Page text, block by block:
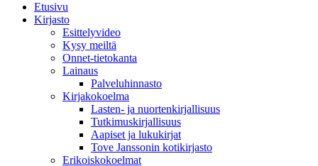
Etusivu
Kirjasto
Esittelyvideo
Kysy meiltä
Onnet-tietokanta
Lainaus
Palveluhinnasto
Kirjakokoelma
Lasten- ja nuortenkirjallisuus
Tutkimuskirjallisuus
Aapiset ja lukukirjat
Tove Janssonin kotikirjasto
Erikoiskokoelmat